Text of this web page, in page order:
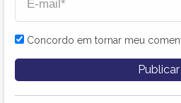
Concordo em tornar meu